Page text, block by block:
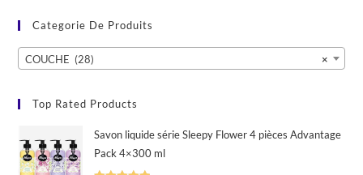
Categorie De Produits
×
COUCHE (28)
Top Rated Products
Savon liquide série Sleepy Flower 4 pièces Advantage
Pack 4×300 ml